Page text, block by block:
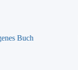
Buch